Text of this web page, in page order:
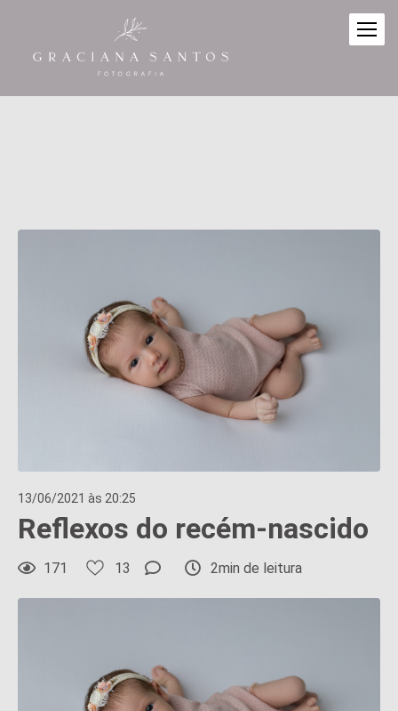
13/06/2021 às 20:25
Reflexos do recém-nascido
171 13 2min de leitura